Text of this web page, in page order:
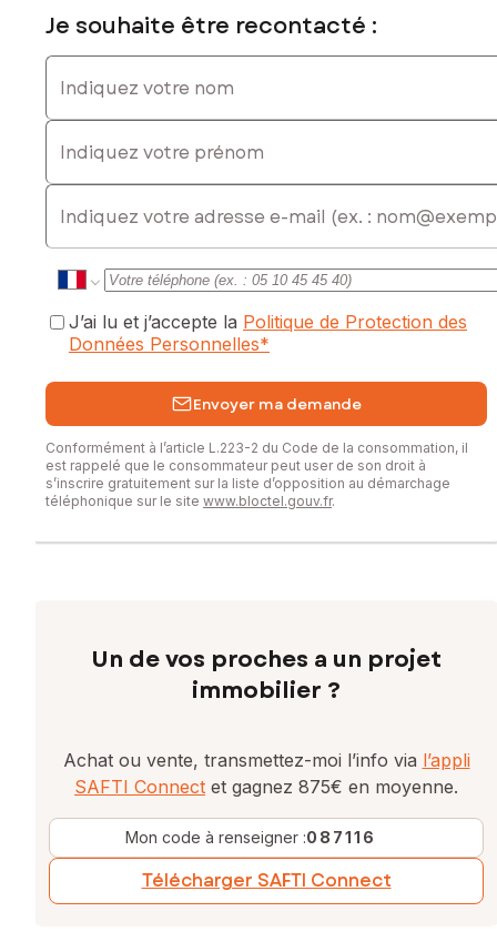
Honoraires charge vendeur.
Contactez votre conseiller SAFTI : Théo DUFOUR, Tél. : 07
67 18 75 29, E-mail : theo.dufour@safti.fr - EI - Agent
numéro 990 814 030
exposé sont disponibles sur le site Géorisques :
www.georisques.gouv.fr
Honoraires charge vendeur
Contactez votre conseiller SAFTI : Théo DUFOUR, Tél. :
0767187529, E-mail : theo.dufour@safti.fr - EI - Agent
numéro 990814030
Je souhaite être recontacté :
Indiquez votre nom
Indiquez votre prénom
E-mail
J’ai lu et j’accepte la Politique de Protection des
Données Personnelles*
Envoyer ma demande
Conformément à l’article L.223-2 du Code de la consommation, il
est rappelé que le consommateur peut user de son droit à
s’inscrire gratuitement sur la liste d’opposition au démarchage
téléphonique sur le site www.bloctel.gouv.fr.
Un de vos proches a un projet
immobilier ?
Achat ou vente, transmettez-moi l’info via l’appli
SAFTI Connect et gagnez 875€ en moyenne.
Mon code à renseigner :087116
Télécharger SAFTI Connect